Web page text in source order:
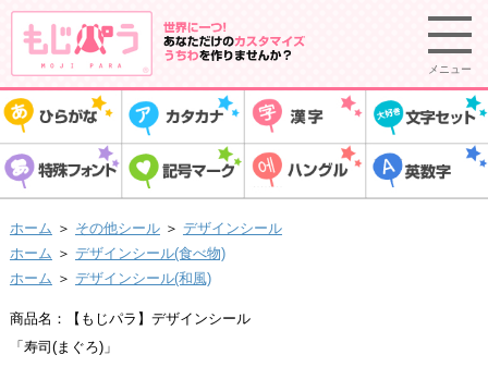
メニュー
ホーム ＞ その他シール ＞ デザインシール
ホーム ＞ デザインシール(食べ物)
ホーム ＞ デザインシール(和風)
商品名：【もじパラ】デザインシール
「寿司(まぐろ)」